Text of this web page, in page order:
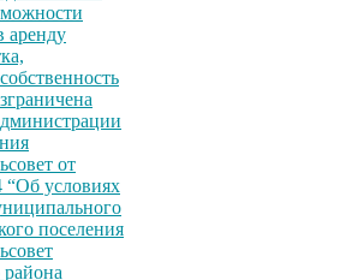
аренду
от
условиях
поселения